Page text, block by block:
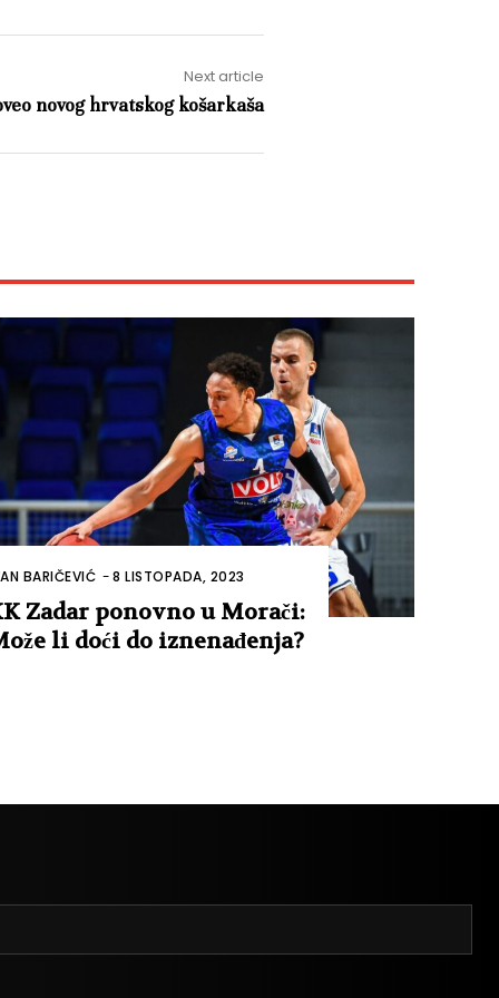
Next article
novog hrvatskog košarkaša
BARIČEVIĆ -8 LISTOPADA, 2023
Zadar ponovno u Morači:
li doći do iznenađenja?